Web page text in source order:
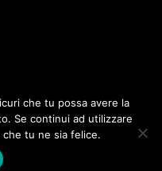
Tutti i diritti riservati - P.
che tu possa avere la
Se continui ad utilizzare
tu ne sia felice.